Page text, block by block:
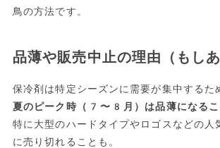
鳥の方法です。
品薄や販売中止の理由（もしあ
保冷剤は特定シーズンに需要が集中するた
夏のピーク時（7〜8月）は品薄になるこ
特に大型のハードタイプやロゴスなどの人
に売り切れることも。